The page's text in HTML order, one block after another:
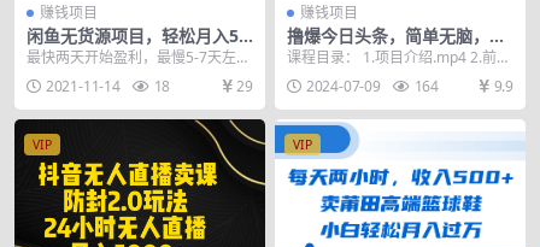
赚钱项目
闲鱼无货源项目，轻松月入50
00+实战教程
最快两天开始盈利，最慢5-7天左右
开始盈利。项目操作时间：不固
定，自由控制，平均...
2021-11-14 18 29
赚钱项目
撸爆今日头条，简单无脑，日
入2000+
课程目录： 1.项目介绍.mp4 2.前期
准备.mp4 3.项目实操.mp4 4...
2024-07-09 164 9.9
VIP VIP